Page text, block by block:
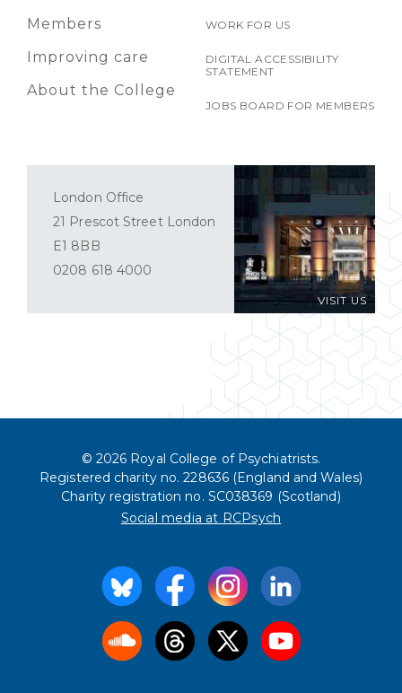
Members
Improving care
About the College
WORK FOR US
DIGITAL ACCESSIBILITY
STATEMENT
JOBS BOARD FOR MEMBERS
VISIT US
London Office
21 Prescot Street London
E1 8BB
0208 618 4000
© 2026 Royal College of Psychiatrists.
Registered charity no. 228636 (England and Wales)
Charity registration no. SC038369 (Scotland)
Social media at RCPsych